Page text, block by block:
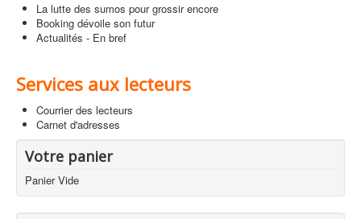
La lutte des sumos pour grossir encore
Booking dévoile son futur
Actualités - En bref
Services aux lecteurs
Courrier des lecteurs
Carnet d'adresses
Votre panier
Panier Vide